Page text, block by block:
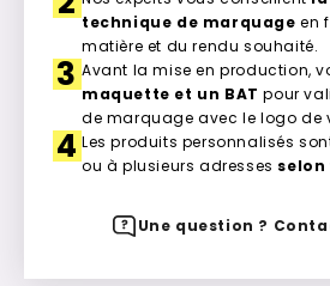
technique de marquage en
matière et du rendu souhaité.
3 Avant la mise en production,
maquette et un BAT pour
de marquage avec le logo de
4 Les produits personnalisés
ou à plusieurs adresses
Une question ?